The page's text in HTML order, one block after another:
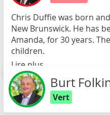
Chris Duffie was born
New Brunswick. He has
Amanda, for 30 years.
children.
Lire plus
Burt
Vert